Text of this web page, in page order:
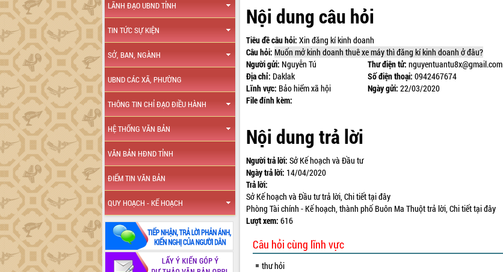
LÃNH ĐẠO UBND TỈNH
TIN TỨC SỰ KIỆN
SỞ, BAN, NGÀNH
UBND CÁC XÃ, PHƯỜNG
THÔNG TIN CHỈ ĐẠO ĐIỀU HÀNH
HỆ THỐNG VĂN BẢN
VĂN BẢN HĐND TỈNH
ĐIỂM TIN VĂN BẢN
QUY HOẠCH - KẾ HOẠCH
Nội dung câu hỏi
Tiêu đề câu hỏi:Xin đăng kí kinh doanh
Câu hỏi: Muốn mở kinh doanhthuê xe máythì đăng kí kinh doanh ở đâu?
Người gửi: Nguyễn Tú Thư điện tử:nguyentuantu8x@gmail.com
Địa chỉ: Daklak Số điện thoại:0942467674
Lĩnh vực: Bảo hiểm xã hội Ngày gửi:22/03/2020
File đính kèm:
Nội dung trả lời
Người trả lời:Sở Kế hoạch và Đầu tư
Ngày trả lời: 14/04/2020
Trả lời:
Sở Kế hoạch và Đầu tư trả lời, Chi tiếttại đây
Phòng Tài chính - Kế hoạch, thành phố Buôn Ma Thuột trả lời, Chi tiếttại đây
Lượt xem:616
Câu hỏi cùng lĩnh vực
thư hỏi